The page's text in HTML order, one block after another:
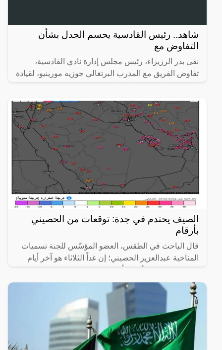
شاهد.. رئيس القادسية يحسم الجدل بشأن
التفاوض مع
نفى بدر الرزيزاء، رئيس مجلس إدارة نادي القادسية،
تفاوض الفريق مع المدرب البرتغالي جوزيه مورينيو، لقيادة
الصيف يحتدم في جدة: توقعات من الحصيني
بأرقام
قال الباحث في الطقس، العضو المؤسّس للجنة تسميات
المناخية عبدالعزيز الحصيني؛ إن غداً الثلاثاء هو آخر أيام